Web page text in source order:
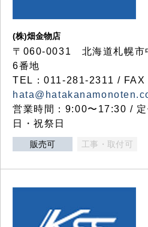
(株)畑金物店
〒060-0031 北海道札幌市
6番地
TEL：011-281-2311 /
営業時間：9:00〜17:30 / 定
日・祝祭日
販売可 工事・取付可